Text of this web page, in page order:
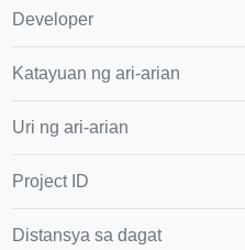
Developer
Katayuan ng ari-arian
Uri ng ari-arian
Project ID
Distansya sa dagat